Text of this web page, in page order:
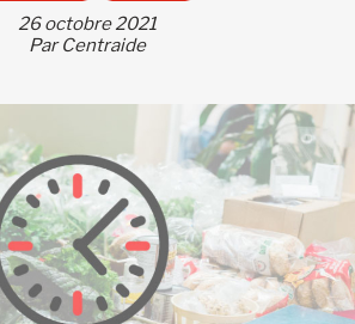
26 octobre 2021
Par Centraide